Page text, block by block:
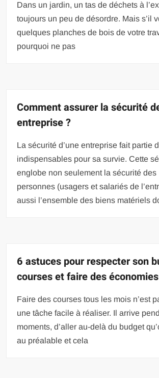
Dans un jardin, un tas de déchets à
toujours un peu de désordre. Mais s’il
quelques planches de bois de votre
pourquoi ne pas
Comment assurer la sécurité
entreprise ?
La sécurité d’une entreprise fait partie
indispensables pour sa survie. Cette
englobe non seulement la sécurité des
personnes (usagers et salariés de
aussi l’ensemble des biens matériels
6 astuces pour respecter son
courses et faire des économies
Faire des courses tous les mois n’est
une tâche facile à réaliser. Il arrive
moments, d’aller au-delà du budget
au préalable et cela